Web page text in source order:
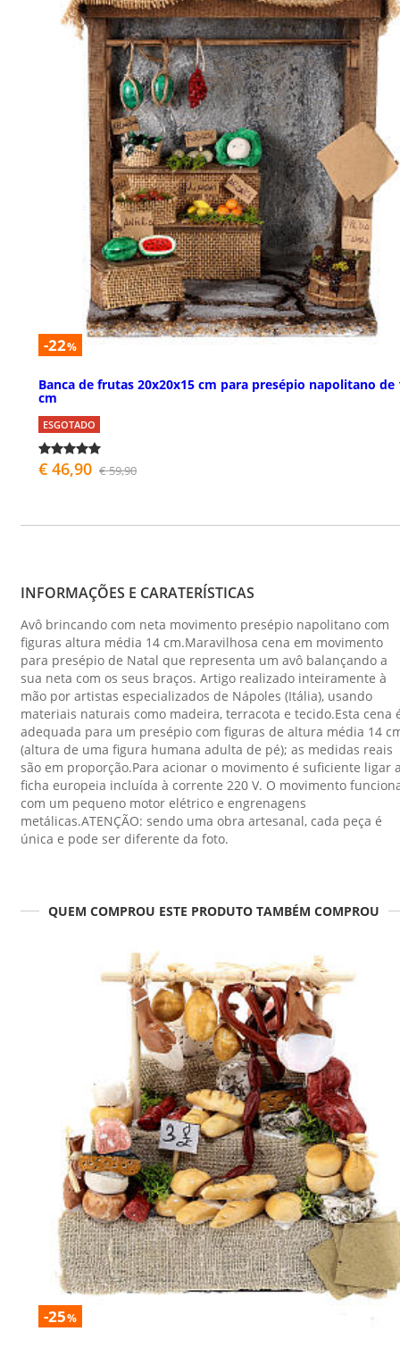
-22%
Banca de frutas 20x20x15 cm para presépio napolitano de
cm
ESGOTADO
€ 46,90 € 59,90
INFORMAÇÕES E CARATERÍSTICAS
Avô brincando com neta movimento presépio napolitano com
figuras altura média 14 cm.Maravilhosa cena em movimento
para presépio de Natal que representa um avô balançando a
sua neta com os seus braços. Artigo realizado inteiramente à
mão por artistas especializados de Nápoles (Itália), usando
materiais naturais como madeira, terracota e tecido.Esta cena
adequada para um presépio com figuras de altura média 14
(altura de uma figura humana adulta de pé); as medidas reais
são em proporção.Para acionar o movimento é suficiente ligar
ficha europeia incluída à corrente 220 V. O movimento
com um pequeno motor elétrico e engrenagens
metálicas.ATENÇÃO: sendo uma obra artesanal, cada peça é
única e pode ser diferente da foto.
QUEM COMPROU ESTE PRODUTO TAMBÉM COMPROU
-25%